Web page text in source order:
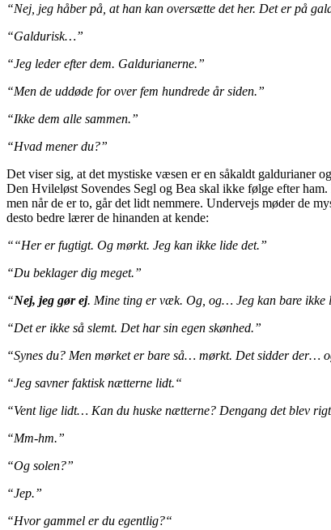
“Nej, jeg håber på, at han kan oversætte det her. Det er på
“Galdurisk…”
“Jeg leder efter dem. Galdurianerne.”
“Men de uddøde for over fem hundrede år siden.”
“Ikke dem alle sammen.”
“Hvad mener du?”
Det viser sig, at det mystiske væsen er en såkaldt galdurianer
Den Hvileløst Sovendes Segl og Bea skal ikke følge efter
men når de er to, går det lidt nemmere. Undervejs møder de
desto bedre lærer de hinanden at kende:
““Her er fugtigt. Og mørkt. Jeg kan ikke lide det.”
“Du beklager dig meget.”
“Nej, jeg gør ej. Mine ting er væk. Og, og… Jeg kan bare ikke
“Det er ikke så slemt. Det har sin egen skønhed.”
“Synes du? Men mørket er bare så… mørkt. Det sidder der…
“Jeg savner faktisk nætterne lidt.“
“Vent lige lidt… Kan du huske nætterne? Dengang det blev
“Mm-hm.”
“Og solen?”
“Jep.”
“Hvor gammel er du egentlig?“